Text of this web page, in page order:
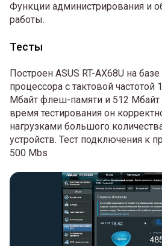
Функции администрирования и
работы.
Тесты
Построен ASUS RT-AX68U на
процессора с тактовой частотой
Мбайт флеш-памяти и 512 Мбайт
время тестирования он
нагрузками большого
устройств. Тест подключения к
500 Mbs